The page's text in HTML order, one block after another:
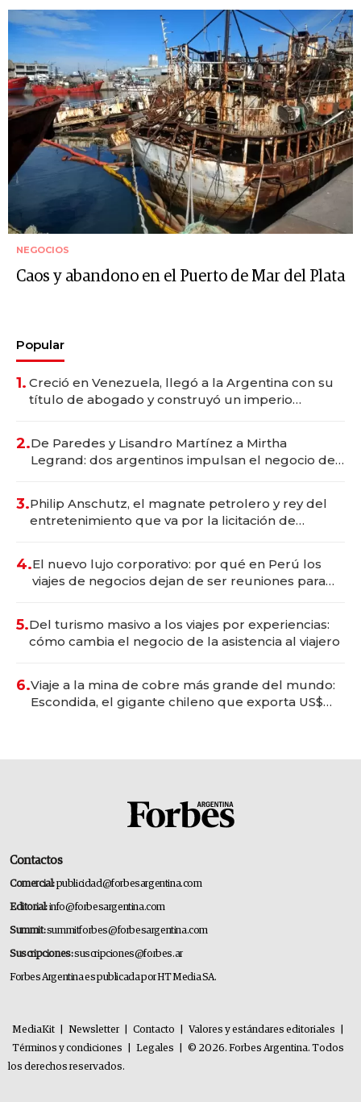
NEGOCIOS
Caos y abandono en el Puerto de Mar del Plata
Popular
1. Creció en Venezuela, llegó a la Argentina con su
título de abogado y construyó un imperio
2.De Paredes y Lisandro Martínez a Mirtha
Legrand: dos argentinos impulsan el negocio del
3.Philip Anschutz, el magnate petrolero y rey del
entretenimiento que va por la licitación de
4.El nuevo lujo corporativo: por qué en Perú los
viajes de negocios dejan de ser reuniones para
5.Del turismo masivo a los viajes por experiencias:
cómo cambia el negocio de la asistencia al viajero
6.Viaje a la mina de cobre más grande del mundo:
Escondida, el gigante chileno que exporta US$
Contactos
Comercial:publicidad@forbesargentina.com
Editorial:info@forbesargentina.com
Summit:summitforbes@forbesargentina.com
Suscripciones:suscripciones@forbes.ar
Forbes Argentina es publicada por HT Media SA.
MediaKit Newsletter Contacto Valores y estándares editoriales
Términos y condiciones
Legales
© 2026. Forbes Argentina. Todos
los derechos reservados.